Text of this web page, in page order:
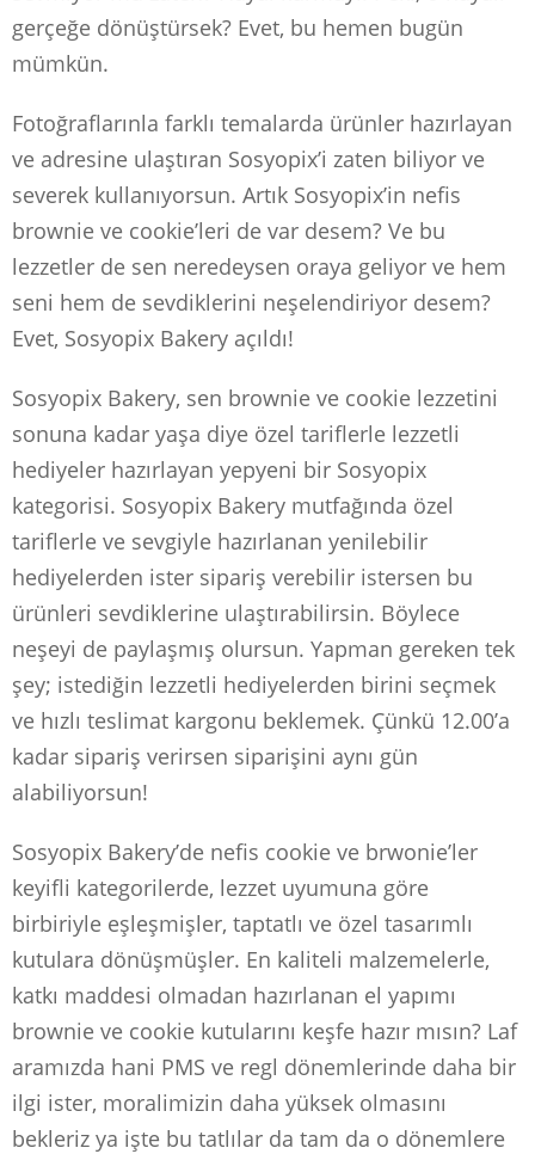
gerçeğe dönüştürsek? Evet, bu hemen bugün
mümkün.
Fotoğraflarınla farklı temalarda ürünler hazırlayan
ve adresine ulaştıran Sosyopix’i zaten biliyor ve
severek kullanıyorsun. Artık Sosyopix’in nefis
brownie ve cookie’leri de var desem? Ve bu
lezzetler de sen neredeysen oraya geliyor ve hem
seni hem de sevdiklerini neşelendiriyor desem?
Evet, Sosyopix Bakery açıldı!
Sosyopix Bakery, sen brownie ve cookie lezzetini
sonuna kadar yaşa diye özel tariflerle lezzetli
hediyeler hazırlayan yepyeni bir Sosyopix
kategorisi. Sosyopix Bakery mutfağında özel
tariflerle ve sevgiyle hazırlanan yenilebilir
hediyelerden ister sipariş verebilir istersen bu
ürünleri sevdiklerine ulaştırabilirsin. Böylece
neşeyi de paylaşmış olursun. Yapman gereken tek
şey; istediğin lezzetli hediyelerden birini seçmek
ve hızlı teslimat kargonu beklemek. Çünkü 12.00’a
kadar sipariş verirsen siparişini aynı gün
alabiliyorsun!
Sosyopix Bakery’de nefis cookie ve brwonie’ler
keyifli kategorilerde, lezzet uyumuna göre
birbiriyle eşleşmişler, taptatlı ve özel tasarımlı
kutulara dönüşmüşler. En kaliteli malzemelerle,
katkı maddesi olmadan hazırlanan el yapımı
brownie ve cookie kutularını keşfe hazır mısın? Laf
aramızda hani PMS ve regl dönemlerinde daha bir
ilgi ister, moralimizin daha yüksek olmasını
bekleriz ya işte bu tatlılar da tam da o dönemlere